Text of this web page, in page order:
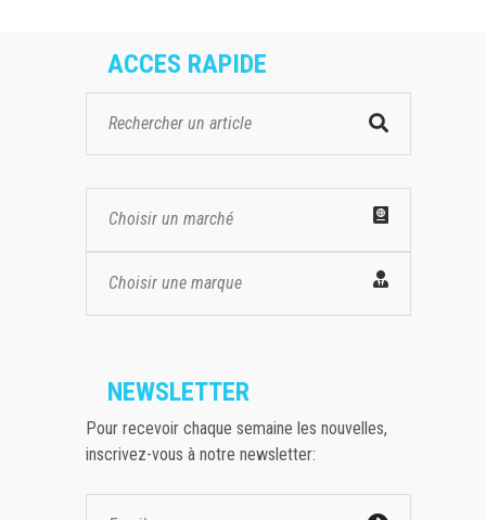
ACCES RAPIDE
Choisir un marché
Choisir une marque
NEWSLETTER
Pour recevoir chaque semaine les nouvelles,
inscrivez-vous à notre newsletter: